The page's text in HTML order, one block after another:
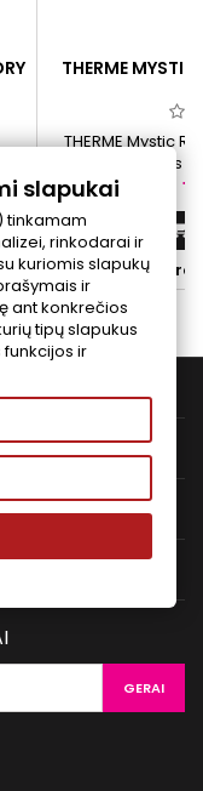
THERME MYSTIC
THERME Mystic
odos priežiūros
Damasko rožių
ekstraktas.
sviestmedžio
odos
kaip





slapukai
tinkamam
rinkodarai ir
kuriomis slapukų
ir
ant konkrečios
tipų slapukus
ir